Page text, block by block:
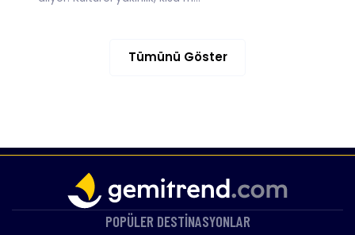
Tümünü Göster
POPÜLER DESTİNASYONLAR